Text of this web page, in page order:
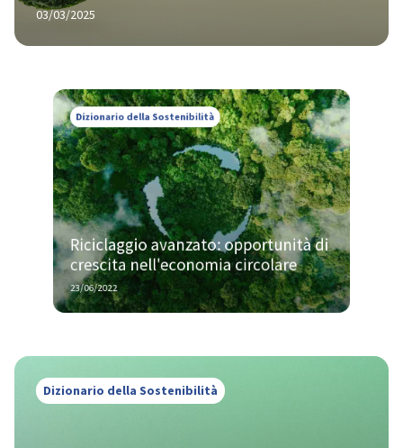
03/03/2025
Dizionario della Sostenibilità
Riciclaggio avanzato: opportunità di
crescita nell'economia circolare
23/06/2022
Dizionario della Sostenibilità